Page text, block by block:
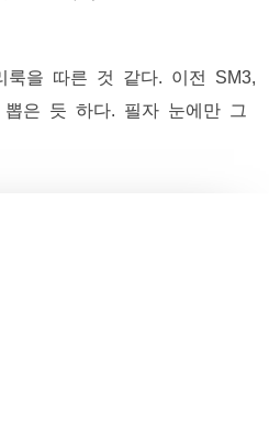
룩을 따른 것 같다. 이전 SM3,
은 듯 하다. 필자 눈에만 그